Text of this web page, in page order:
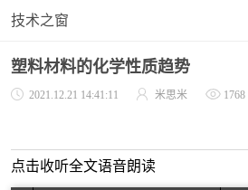
技术之窗
塑料材料的化学性质趋势
2021.12.21 14:41:11 米思米 1768
点击收听全文语音朗读